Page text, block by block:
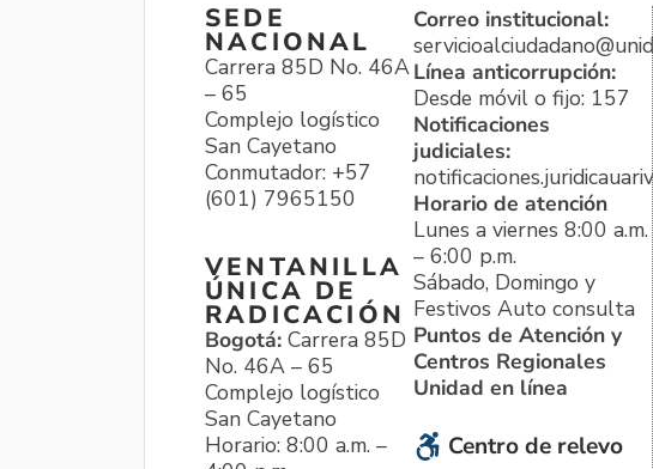
SEDE
NACIONAL
Carrera 85D No. 46A
– 65
Complejo logístico
San Cayetano
Conmutador: +57
(601) 7965150
VENTANILLA
ÚNICA DE
RADICACIÓN
Bogotá: Carrera 85D
No. 46A – 65
Complejo logístico
San Cayetano
Horario: 8:00 a.m. –
Correo institucional:
Línea anticorrupción:
Desde móvil o fijo: 157
Notificaciones
judiciales:
Horario de atención
Lunes a viernes 8:00 a.m.
– 6:00 p.m.
Sábado, Domingo y
Festivos Auto consulta
Puntos de Atención y
Centros Regionales
Unidad en línea
Centro de relevo